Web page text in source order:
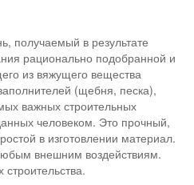
получаемый в результате
рационально подобранной и
из вяжущего вещества
(щебня, песка),
важных строительных
человеком. Это прочный,
в изготовлении материал.
внешним воздействиям.